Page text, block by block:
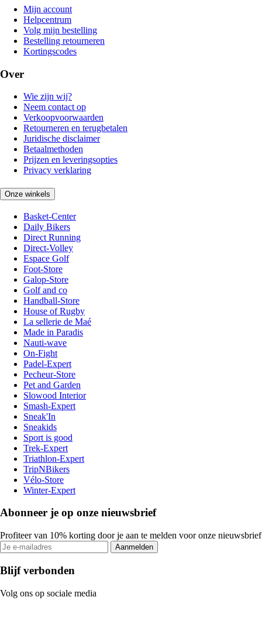
Mijn account
Helpcentrum
Volg mijn bestelling
Bestelling retourneren
Kortingscodes
Over
Wie zijn wij?
Neem contact op
Verkoopvoorwaarden
Retourneren en terugbetalen
Juridische disclaimer
Betaalmethoden
Prijzen en leveringsopties
Privacy verklaring
Onze winkels
Basket-Center
Daily Bikers
Direct Running
Direct-Volley
Espace Golf
Foot-Store
Galop-Store
Golf and co
Handball-Store
House of Rugby
La sellerie de Maé
Made in Paradis
Nauti-wave
On-Fight
Padel-Expert
Pecheur-Store
Pet and Garden
Slowood Interior
Smash-Expert
Sneak'In
Sneakids
Sport is good
Trek-Expert
Triathlon-Expert
TripNBikers
Vélo-Store
Winter-Expert
Abonneer je op onze nieuwsbrief
Profiteer van 10% korting door je aan te melden voor onze nieuwsbrief
Aanmelden
Blijf verbonden
Volg ons op sociale media